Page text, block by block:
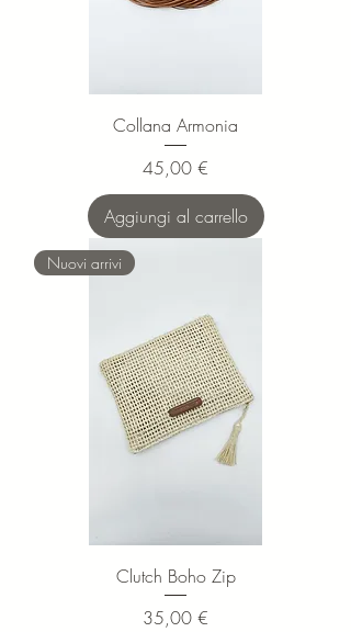
Collana Armonia
Prezzo
45,00 €
Aggiungi al carrello
Nuovi arrivi
Clutch Boho Zip
Prezzo
35,00 €